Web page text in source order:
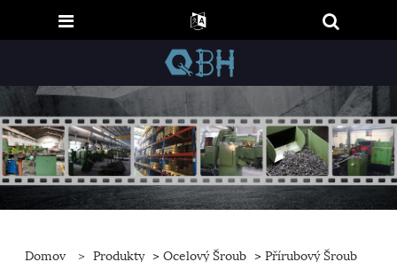
Domov > Produkty >Ocelový Šroub >Přírubový Šroub